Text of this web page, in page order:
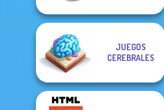
JUEGOS
CEREBRALES